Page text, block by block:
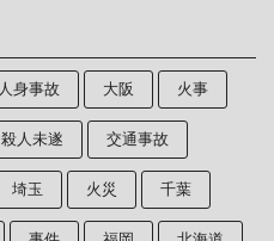
人身事故 大阪 火事
殺人未遂 交通事故
埼玉 火災 千葉